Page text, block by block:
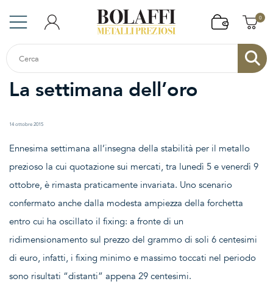
0
La settimana dell’oro
14 ottobre 2015
Ennesima settimana all’insegna della stabilità per il metallo
prezioso la cui quotazione sui mercati, tra lunedì 5 e venerdì 9
ottobre, è rimasta praticamente invariata. Uno scenario
confermato anche dalla modesta ampiezza della forchetta
entro cui ha oscillato il fixing: a fronte di un
ridimensionamento sul prezzo del grammo di soli 6 centesimi
di euro, infatti, i fixing minimo e massimo toccati nel periodo
sono risultati “distanti” appena 29 centesimi.